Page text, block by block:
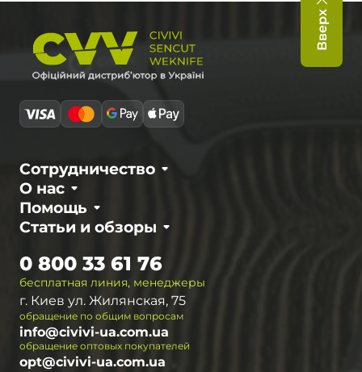
Вверх
О нас
Сотрудничество
Статьи и обзоры
Помощь
бесплатная линия, менеджеры
0 800 33 61 76
г. Киев ул. Жилянская, 75
обращение по общим вопросам
info@civivi-ua.com.ua
обращение оптовых покупателей
opt@civivi-ua.com.ua